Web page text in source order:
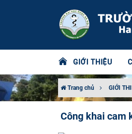
GIỚI THIỆU
Trang chủ GIỚI
Công khai cam